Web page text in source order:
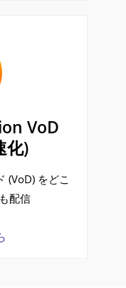
VoD
化)
(VoD) をどこ
配信